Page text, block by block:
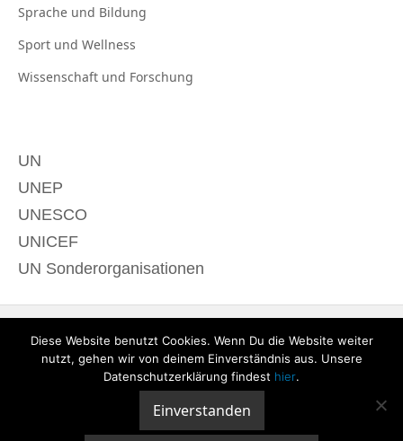
Sprache und Bildung
Sport und Wellness
Wissenschaft und Forschung
UN
UNEP
UNESCO
UNICEF
UN Sonderorganisationen
Diese Website benutzt Cookies. Wenn Du die Website weiter
nutzt, gehen wir von deinem Einverständnis aus. Unsere
Datenschutzerklärung findest hier.
Einverstanden